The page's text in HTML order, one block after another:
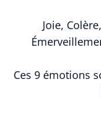
Joie,
Ces 9 émotions